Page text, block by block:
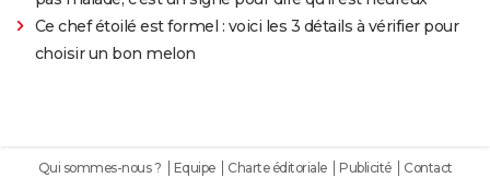
Ce chef étoilé est formel : voici les 3 détails à vérifier pour
choisir un bon melon
Qui sommes-nous ? Equipe Charte éditoriale Publicité Contact